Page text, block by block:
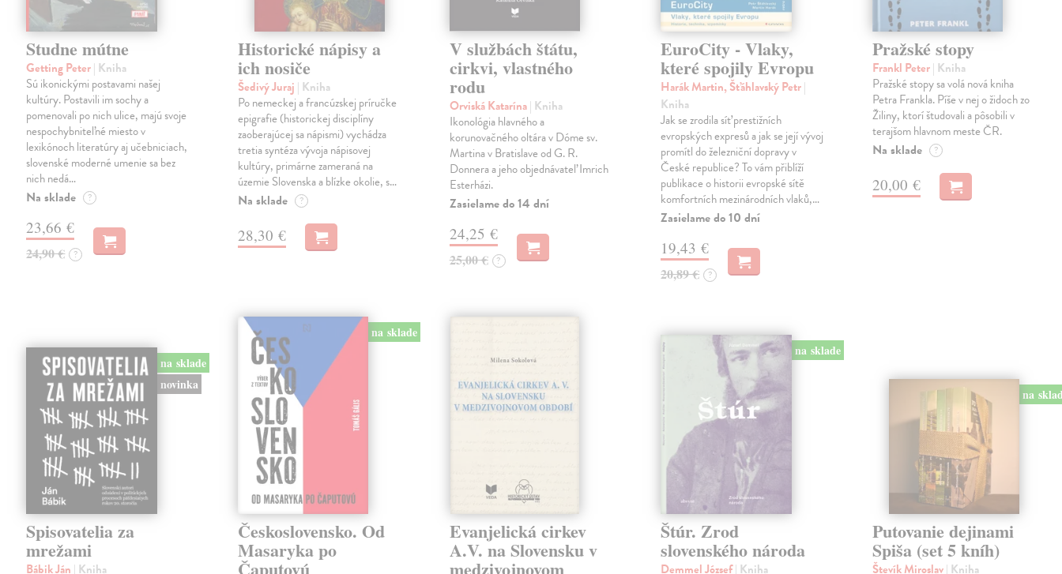
Studne mútne
Getting Peter| Kniha
Sú ikonickými postavami našej
kultúry. Postavili im sochy a
pomenovali po nich ulice, majú svoje
nespochybniteľné miesto v
lexikónoch literatúry aj učebniciach,
slovenské moderné umenie sa bez
nich nedá…
Na sklade ?
23,66 €
24,90 € ?
Historické nápisy a
ich nosiče
Šedivý Juraj | Kniha
Po nemeckej a francúzskej príručke
epigrafie (historickej disciplíny
zaoberajúcej sa nápismi) vychádza
tretia syntéza vývoja nápisovej
kultúry, primárne zameraná na
územie Slovenska a blízke okolie, s…
Na sklade ?
28,30 €
V službách štátu,
cirkvi, vlastného
rodu
Orviská Katarína| Kniha
Ikonológia hlavného a
korunovačného oltára v Dóme sv.
Martina v Bratislave od G. R.
Donnera a jeho objednávateľ Imrich
Esterházi.
Zasielame do 14 dní
24,25 €
25,00 € ?
EuroCity - Vlaky,
které spojily Evropu
Harák Martin, Šťáhlavský Petr|
Kniha
Jak se zrodila síť prestižních
evropských expresů a jak se její vývoj
promítl do železniční dopravy v
České republice? To vám přiblíží
publikace o historii evropské sítě
komfortních mezinárodních vlaků,…
Zasielame do 10 dní
19,43 €
20,89 € ?
Pražské stopy
Frankl Peter| Kniha
Pražské stopy sa volá nová kniha
Petra Frankla. Píše v nej o židoch zo
Žiliny, ktorí študovali a pôsobili v
terajšom hlavnom meste ČR.
Na sklade ?
20,00 €
na sklade
novinka
Spisovatelia za
mrežami
Bábik Ján | Kniha
na sklade
Československo. Od
Masaryka po
Evanjelická cirkev
A.V. na Slovensku v
na sklade
Štúr. Zrod
slovenského národa
Demmel József| Kniha
na
Putovanie dejinami
Spiša (set 5 kníh)
Števík Miroslav| Kniha